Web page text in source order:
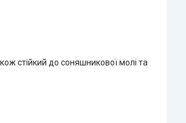
стійкий до соняшникової молі та